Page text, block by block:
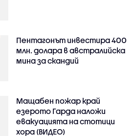
Пентагонът инвестира 400
млн. долара в австралийска
мина за скандий
Мащабен пожар край
езерото Гарда наложи
евакуацията на стотици
хора (ВИДЕО)